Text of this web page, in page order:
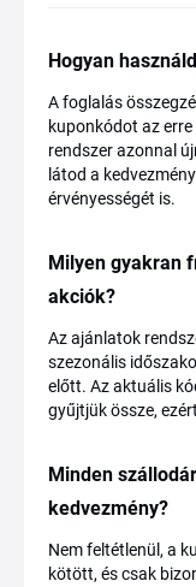
Hogyan
A foglalás
kuponkódot az
rendszer azonnal
látod a
érvényességét is.
Milyen gyakran
akciók?
Az ajánlatok
szezonális
előtt. Az aktuális
gyűjtjük össze,
Minden
kedvezmény?
Nem feltétlenül, a
kötött, és csak